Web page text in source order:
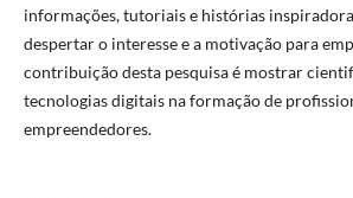
informações, tutoriais e histórias
despertar o interesse e a motivação para
contribuição desta pesquisa é mostrar
tecnologias digitais na formação de
empreendedores.